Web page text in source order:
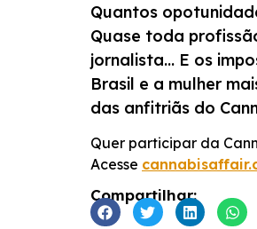
FEED RSS
LINK
INCORPORAR
Quantos
Quase toda
jornalista… E os
Brasil e a mulher
das anfitriãs do
Quer participar da
Acesse
Compartilhar: